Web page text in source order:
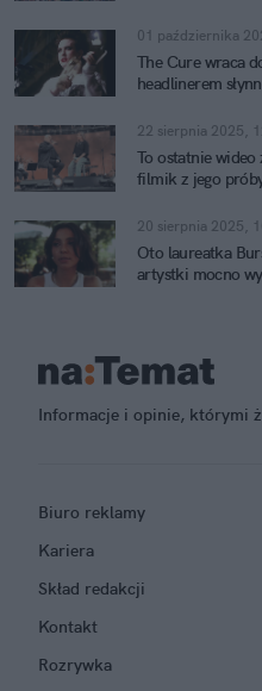
01 października
The Cure wraca
headlinerem
22 sierpnia 2025,
To ostatnie wideo
filmik z jego
20 sierpnia 2025,
Oto laureatka
artystki mocno
Informacje i opinie, którymi
Biuro reklamy
Kariera
Skład redakcji
Kontakt
Rozrywka